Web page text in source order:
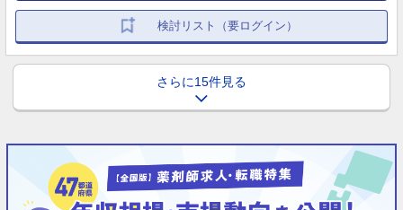
検討リスト（要ログイン）
さらに15件見る